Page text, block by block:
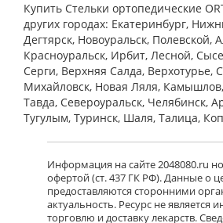
Купить Стельки ортопедические
других городах: Екатеринбург,
Дегтярск, Новоуральск, Полевской,
Красноуральск, Ирбит, Лесной,
Cерги, Верхняя Салда, Верхотурье,
Михайловск, Новая Ляля,
Тавда, Североуральск, Челябинск,
Тугулым, Туринск, Шаля, Талица,
Информация на сайте 2048080.ru
офертой (ст. 437 ГК РФ). Данные о
предоставляются сторонними
актуальность. Ресурс не является
торговлю и доставку лекарств.